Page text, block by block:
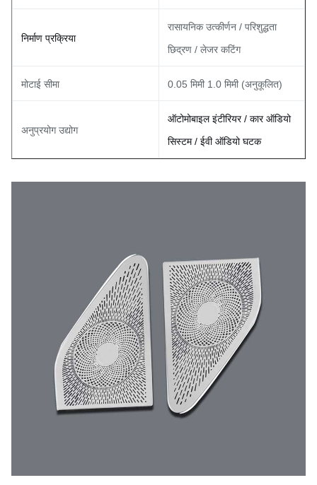
निर्माण प्रक्रिया
रासायनिक उत्कीर्णन / परिशुद्धता
छिद्रण / लेजर कटिंग
मोटाई सीमा 0.05 मिमी 1.0 मिमी (अनुकूलित)
अनुप्रयोग उद्योग
ऑटोमोबाइल इंटीरियर / कार ऑडियो
सिस्टम / ईवी ऑडियो घटक